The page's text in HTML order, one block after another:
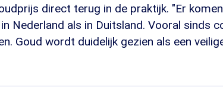
direct terug in de praktijk. "Er
Nederland als in Duitsland. Vooral sinds
Goud wordt duidelijk gezien als een